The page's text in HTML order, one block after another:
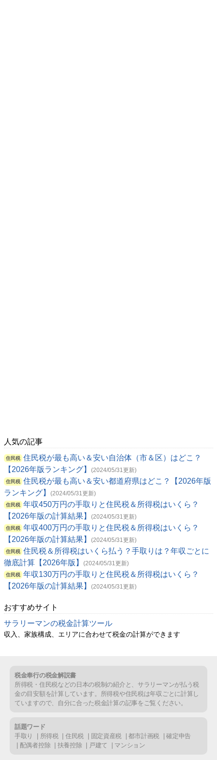
人気の記事
住民税 住民税が最も高い＆安い自治体（市＆区）はどこ？
【2026年版ランキング】
(2024/05/31更新)
住民税 住民税が最も高い＆安い都道府県はどこ？【2026年版
ランキング】
(2024/05/31更新)
住民税 年収450万円の手取りと住民税＆所得税はいくら？
【2026年版の計算結果】
(2024/05/31更新)
住民税 年収400万円の手取りと住民税＆所得税はいくら？
【2026年版の計算結果】
(2024/05/31更新)
住民税 住民税＆所得税はいくら払う？手取りは？年収ごとに
徹底計算【2026年版】
(2024/05/31更新)
住民税 年収130万円の手取りと住民税＆所得税はいくら？
【2026年版の計算結果】
(2024/05/31更新)
おすすめサイト
サラリーマンの税金計算ツール
収入、家族構成、エリアに合わせて税金の計算ができます
税金奉行の税金解説書
所得税・住民税などの日本の税制の紹介と、サラリーマンが払う税
金の目安額を計算しています。所得税や住民税は年収ごとに計算し
ていますので、自分に合った税金計算の記事をご覧ください。
話題ワード
手取り
所得税 住民税 固定資産税 都市計画税
確定申告
配偶者控除
扶養控除 戸建て マンション